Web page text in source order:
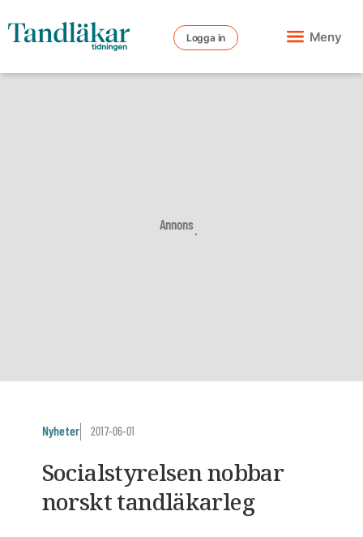
Logga in Meny
Annons
Nyheter 2017-06-01
Socialstyrelsen nobbar
norskt tandläkarleg